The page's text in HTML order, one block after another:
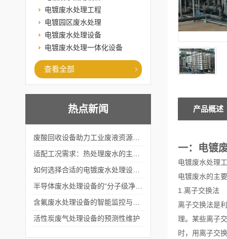
电镀废水处理工程
电镀园区废水处理
电镀废水处理设备
电镀废水处理一体化设备
查看全部
热点新闻
活性炭废气处理设备的预测性维护
产品概述
一：电镀
电镀废水处理
电镀废水的主
1.离子交换法
离子交换法是
理。某些离子
时，用离子交